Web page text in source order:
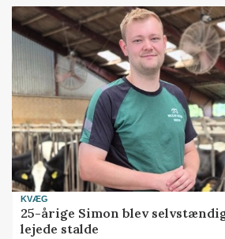
KVÆG
25-årige Simon blev
lejede stalde